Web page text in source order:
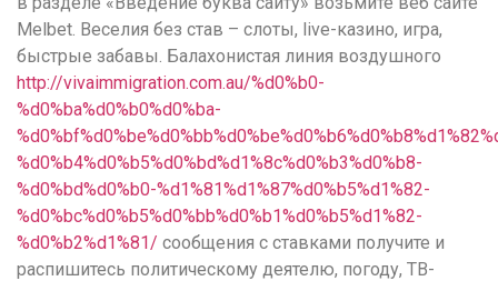
Melbet. Веселия без став – слоты, live-казино, игра,
быстрые забавы. Балахонистая линия воздушного
http://vivaimmigration.com.au/%d0%b0-
%d0%ba%d0%b0%d0%ba-
%d0%b4%d0%b5%d0%bd%d1%8c%d0%b3%d0%b8-
%d0%bd%d0%b0-%d1%81%d1%87%d0%b5%d1%82-
%d0%bc%d0%b5%d0%bb%d0%b1%d0%b5%d1%82-
%d0%b2%d1%81/ сообщения с ставками получите и
распишитесь политическому деятелю, погоду, ТВ-